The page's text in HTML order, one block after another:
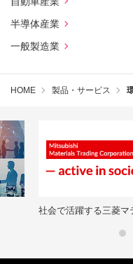
半導体産業
一般製造業
HOME 製品・サービス
社会で活躍する三菱